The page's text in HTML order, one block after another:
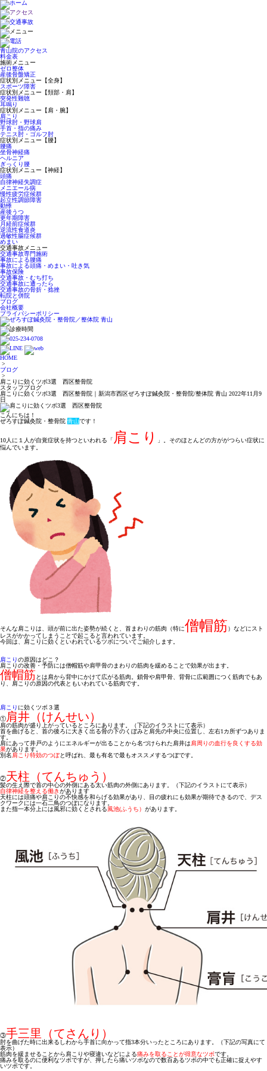
青山院のアクセス
料金表
施術メニュー
ゼロ整体
産後骨盤矯正
症状別メニュー【全身】
スポーツ障害
症状別メニュー【頚部・肩】
突発性難聴
耳鳴り
症状別メニュー【肩・腕】
肩こり
野球肘・野球肩
手首・指の痛み
テニス肘・ゴルフ肘
症状別メニュー【腰】
腰痛
坐骨神経痛
ヘルニア
ぎっくり腰
症状別メニュー【神経】
頭痛
自律神経失調症
メニエール病
慢性疲労症候群
起立性調節障害
動悸
産後うつ
更年期障害
月経前症候群
逆流性食道炎
過敏性腸症候群
めまい
交通事故メニュー
交通事故専門施術
事故による腰痛
事故による頭痛・めまい・吐き気
事故保険
交通事故・むち打ち
交通事故に遭ったら
交通事故の骨折・捻挫
転院と併院
ブログ
会社概要
プライバシーポリシー
HOME
>
ブログ
>
肩こりに効くツボ3選 西区整骨院
スタッフブログ
肩こりに効くツボ3選 西区整骨院｜新潟市西区ぜろすぽ鍼灸院・整骨院/整体院 青山 2022年11月9
日
こんにちは！
ぜろすぽ鍼灸院・整骨院 青山です！
10人に１人が自覚症状を持つといわれる 「 肩こり 」
。そのほとんどの方ががつらい症状に
悩んでいます。
そんな肩こりは、頭が前に出た姿勢が続くと、首まわりの筋肉（特に僧帽筋）などにスト
レスがかかってしまうことで起こると言われています。
今回は、肩こりに効くといわれているツボについてご紹介します。
肩こりの原因はどこ？
肩こりの改善・予防には僧帽筋や肩甲骨のまわりの筋肉を緩めることで効果が出ます。
僧帽筋 とは肩から背中にかけて広がる筋肉。鎖骨や肩甲骨、背骨に広範囲につく筋肉でもあ
り、肩こりの原因の代表ともいわれている筋肉です。
肩こり に効くツボ３選
①肩井（けんせい）
肩の筋肉が盛り上がっているところにあります。（下記のイラストにて表示）
首を曲げると、首の後ろに大きく出る骨の下のくぼみと肩先の中央に位置し、左右1カ所ずつありま
す。
肩にあって井戸のようにエネルギーが出ることから名づけられた肩井は肩周りの血行を良くする効
果があります。
別名肩こり特効のつぼと呼ばれ、最も有名で最もオススメするつぼです。
②天柱（てんちゅう）
髪の生え際で首の中心の外側にある太い筋肉の外側にあります。（下記のイラストにて表示）
自律神経を整える働きがあります
天柱には頭痛や肩こりの不快感を和らげる効果があり、目の疲れにも効果が期待できるので、デス
クワークには一石二鳥のつぼになります。
また指一本分上には風邪に効くとされる風池(ふうち） があります。
③手三里（てさんり）
肘を曲げた時に出来るしわから手首に向かって指3本分いったところにあります。（下記の写真にて
表示）
筋肉を緩ませることから肩こりや寝違いなどによる痛みを取ることが得意なツボです。
痛みを取るのに便利なツボですが、押したら痛いツボなので数百あるツボの中でも正確に捉えやす
いツボです。